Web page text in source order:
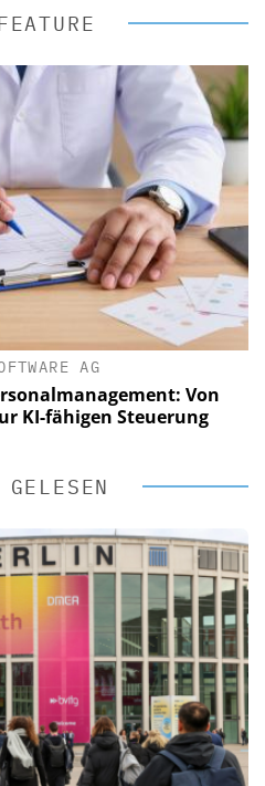
AG
Von
KI-fähigen Steuerung